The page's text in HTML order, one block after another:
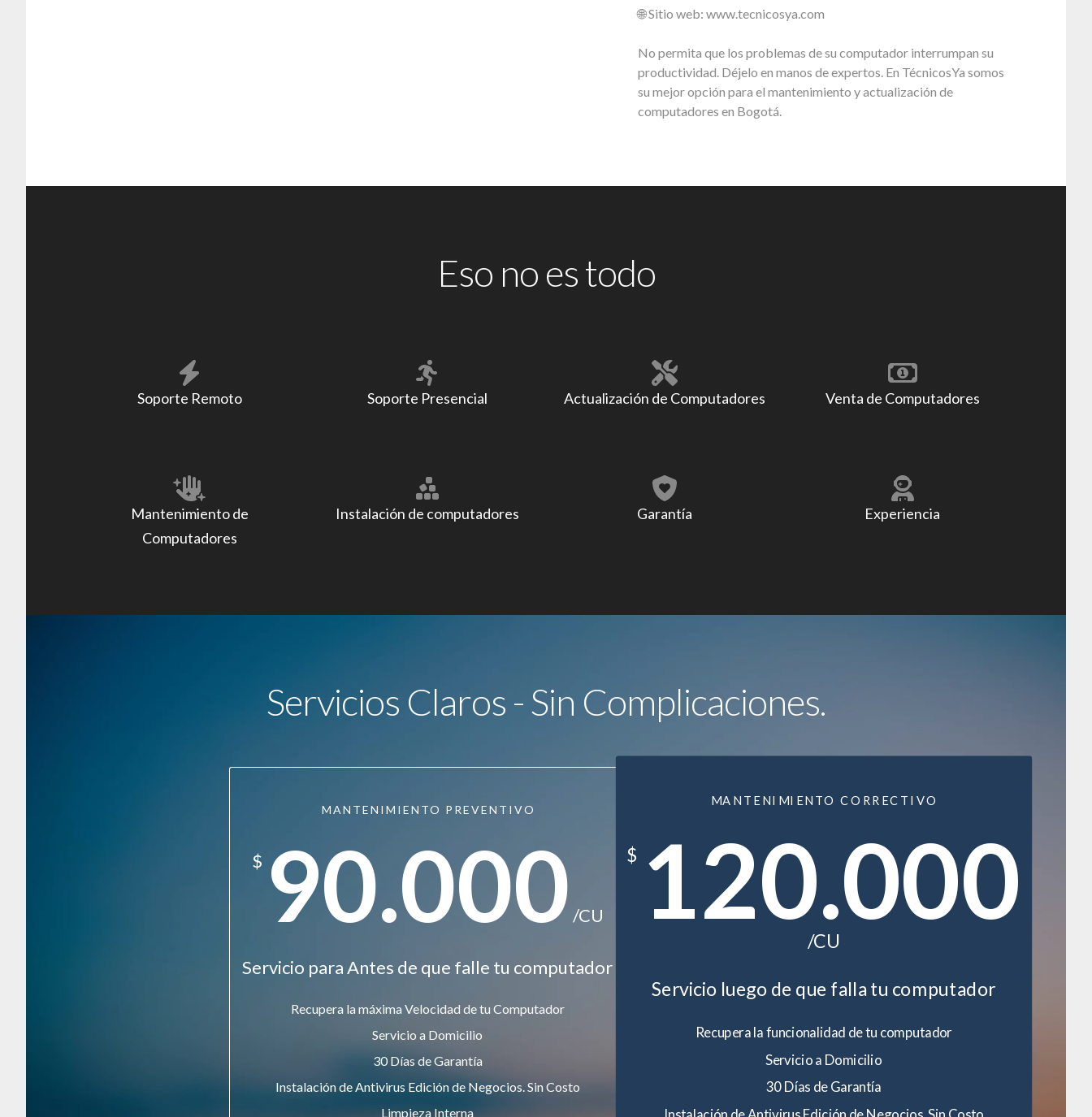
🌐 Sitio web: www.tecnicosya.com
No permita que los problemas de su computador interrumpan su
productividad. Déjelo en manos de expertos. En TécnicosYa somos
su mejor opción para el mantenimiento y actualización de
computadores en Bogotá.
Eso no es todo
Soporte Remoto Soporte Presencial Actualización de Computadores Venta de Computadores
Mantenimiento de
Computadores
Instalación de computadores Garantía Experiencia
Servicios Claros - Sin Complicaciones.
MANTENIMIENTO PREVENTIVO
$ 90.000 /CU
Servicio para Antes de que falle tu computador
Recupera la máxima Velocidad de tu Computador
Servicio a Domicilio
30 Días de Garantía
Instalación de Antivirus Edición de Negocios. Sin Costo
Limpieza Interna
MANTENIMIENTO CORRECTIVO
$ 120.000
/CU
Servicio luego de que falla tu computador
Recupera la funcionalidad de tu computador
Servicio a Domicilio
30 Días de Garantía
Instalación de Antivirus Edición de Negocios. Sin Costo